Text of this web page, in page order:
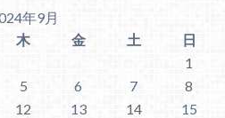
年9月
木 金 土
日
1
5 6 7
8
12 13 14
15